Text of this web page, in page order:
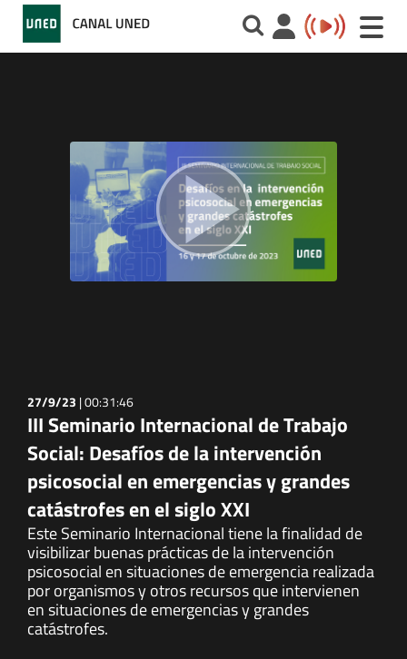
Toggle
27/9/23 |00:31:46
III Seminario Internacional de Trabajo
Social: Desafíos de la intervención
psicosocial en emergencias y grandes
catástrofes en el siglo XXI
Este Seminario Internacional tiene la finalidad de
visibilizar buenas prácticas de la intervención
psicosocial en situaciones de emergencia realizada
por organismos y otros recursos que intervienen
en situaciones de emergencias y grandes
catástrofes.